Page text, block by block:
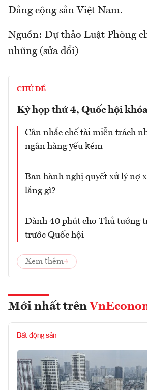
Đảng cộng sản Việt Nam.
Nguồn: Dự thảo Luật Phòng
nhũng (sửa đổi)
CHỦ ĐỀ
Kỳ họp thứ 4, Quốc hội
Cân nhắc chế tài miễn trách
ngân hàng yếu kém
Ban hành nghị quyết xử lý nợ
lắng gì?
Dành 40 phút cho Thủ tướng
trước Quốc hội
Xem thêm
Mới nhất trên
Bất động sản